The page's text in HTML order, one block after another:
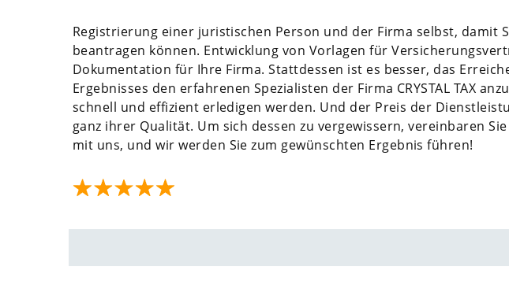
Registrierung einer juristischen Person und der Firma selbst, damit
beantragen können. Entwicklung von Vorlagen für
Dokumentation für Ihre Firma. Stattdessen ist es besser, das
Ergebnisses den erfahrenen Spezialisten der Firma CRYSTAL TAX
schnell und effizient erledigen werden. Und der Preis der
ganz ihrer Qualität. Um sich dessen zu vergewissern, vereinbaren
mit uns, und wir werden Sie zum gewünschten Ergebnis führen!